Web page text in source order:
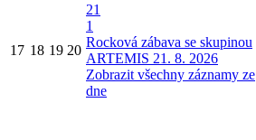
17 18 19 20
21
1
Rocková zábava se skupinou
ARTEMIS 21. 8. 2026
Zobrazit všechny záznamy ze
dne